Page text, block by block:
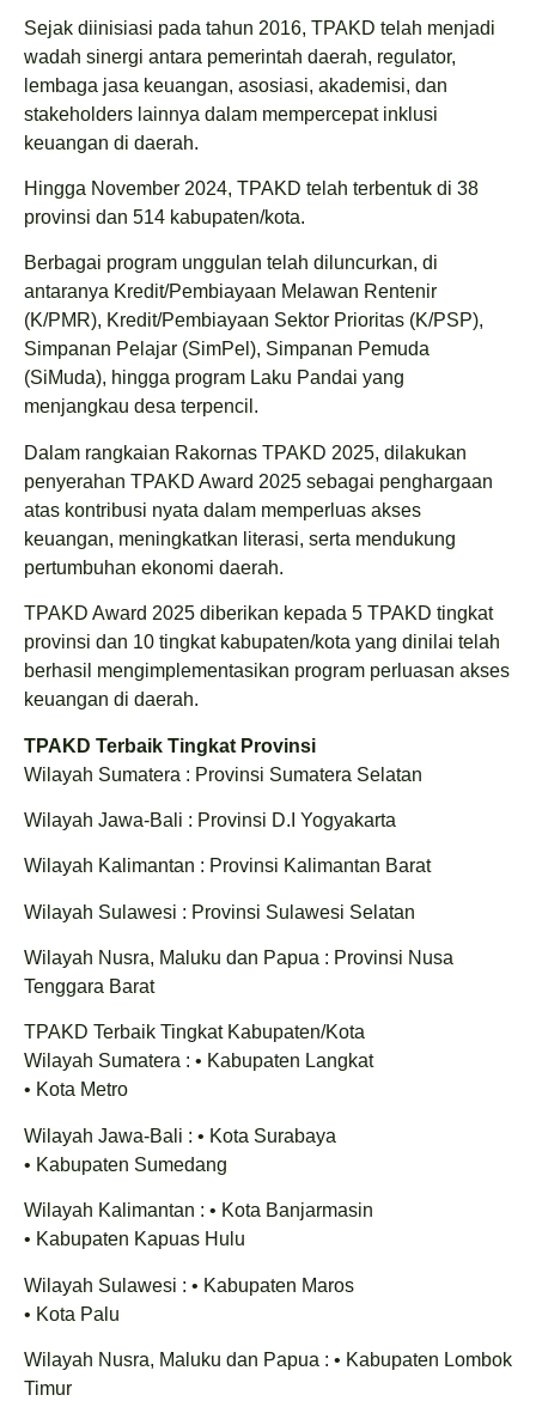
Sejak diinisiasi pada tahun 2016, TPAKD telah menjadi
wadah sinergi antara pemerintah daerah, regulator,
lembaga jasa keuangan, asosiasi, akademisi, dan
stakeholders lainnya dalam mempercepat inklusi
keuangan di daerah.
Hingga November 2024, TPAKD telah terbentuk di 38
provinsi dan 514 kabupaten/kota.
Berbagai program unggulan telah diluncurkan, di
antaranya Kredit/Pembiayaan Melawan Rentenir
(K/PMR), Kredit/Pembiayaan Sektor Prioritas (K/PSP),
Simpanan Pelajar (SimPel), Simpanan Pemuda
(SiMuda), hingga program Laku Pandai yang
menjangkau desa terpencil.
Dalam rangkaian Rakornas TPAKD 2025, dilakukan
penyerahan TPAKD Award 2025 sebagai penghargaan
atas kontribusi nyata dalam memperluas akses
keuangan, meningkatkan literasi, serta mendukung
pertumbuhan ekonomi daerah.
TPAKD Award 2025 diberikan kepada 5 TPAKD tingkat
provinsi dan 10 tingkat kabupaten/kota yang dinilai telah
berhasil mengimplementasikan program perluasan akses
keuangan di daerah.
TPAKD Terbaik Tingkat Provinsi
Wilayah Sumatera : Provinsi Sumatera Selatan
Wilayah Jawa-Bali : Provinsi D.I Yogyakarta
Wilayah Kalimantan : Provinsi Kalimantan Barat
Wilayah Sulawesi : Provinsi Sulawesi Selatan
Wilayah Nusra, Maluku dan Papua : Provinsi Nusa
Tenggara Barat
TPAKD Terbaik Tingkat Kabupaten/Kota
Wilayah Sumatera : • Kabupaten Langkat
• Kota Metro
Wilayah Jawa-Bali : • Kota Surabaya
• Kabupaten Sumedang
Wilayah Kalimantan : • Kota Banjarmasin
• Kabupaten Kapuas Hulu
Wilayah Sulawesi : • Kabupaten Maros
• Kota Palu
Wilayah Nusra, Maluku dan Papua : • Kabupaten Lombok
Timur